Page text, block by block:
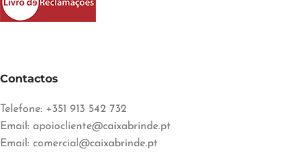
Contactos
Telefone: +351 913 542 732
Email: apoiocliente@caixabrinde.pt
Email: comercial@caixabrinde.pt